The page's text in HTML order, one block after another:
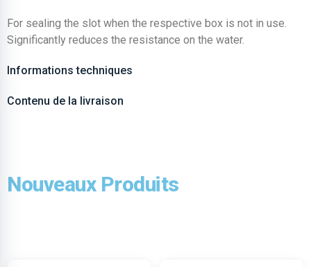
For sealing the slot when the respective box is not in use.
Significantly reduces the resistance on the water.
Informations techniques
Contenu de la livraison
Nouveaux Produits